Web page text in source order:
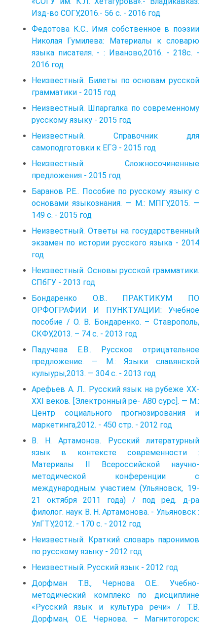
Изд-во СОГУ,2016.- 56 с. - 2016 год
Федотова К.С.. Имя собственное в поэзии
Николая Гу­милева: Материалы к словарю
языка писателя. - : Ива­ново,2016. - 218с. -
2016 год
Неизвестный. Билеты по основам русской
грамматики - 2015 год
Неизвестный. Шпаргалка по современному
русскому языку - 2015 год
Неизвестный. Справочник для
самоподготовки к ЕГЭ - 2015 год
Неизвестный. Сложносочиненные
предложения - 2015 год
Баранов Р.Е.. Пособие по русскому языку с
основами языкознания. — М.: МПГУ,2015. —
149 с. - 2015 год
Неизвестный. Ответы на государственный
экзамен по истории русского языка - 2014
год
Неизвестный. Основы русской грамматики.
СПбГУ - 2013 год
Бондаренко О.В.. ПРАКТИКУМ ПО
ОРФОГРАФИИ И ПУНКТУАЦИИ: Учебное
пособие / О. В. Бондаренко. – Ставрополь,
СКФУ,2013. – 74 с. - 2013 год
Падучева Е.В.. Русское отрицательное
предложение. — М.: Языки славянской
кулыуры,2013. — 304 с. - 2013 год
Арефьев А. Л.. Русский язык на рубеже XX-
XXI веков. [Электронный ре- А80 сурс]. — М.:
Центр социального прогнозирования и
маркетинга,2012. - 450 стр. - 2012 год
В. Н. Артамонов. Русский литературный
язык в контексте современности :
Материалы II Всероссийской научно-
методической конференции с
международным участием (Ульяновск, 19-
21 октября 2011 года) / под ред. д-ра
филолог. наук В. Н. Артамонова. - Ульяновск :
УлГТУ,2012. - 170 с. - 2012 год
Неизвестный. Краткий словарь паронимов
по русскому языку - 2012 год
Неизвестный. Русский язык - 2012 год
Дорфман Т.В., Чернова О.Е.. Учебно-
методический комплекс по дисциплине
«Русский язык и культура речи» / Т.В.
Дорфман, О.Е. Чернова. – Магнитогорск: